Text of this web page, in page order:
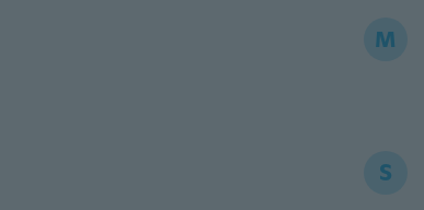
M
S